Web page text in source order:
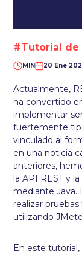
#Tutorial de
MIN 20 Ene
Actualmente,
ha convertido
implementar
fuertemente
vinculado al
en una noticia
anteriores,
la API REST y
mediante Java.
realizar
utilizando
En este